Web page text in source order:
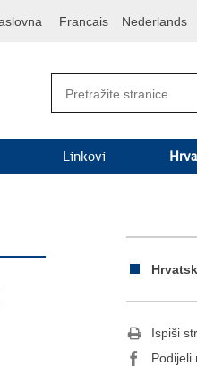
Francais Nederlands
Linkovi
Ispiši
Podijeli